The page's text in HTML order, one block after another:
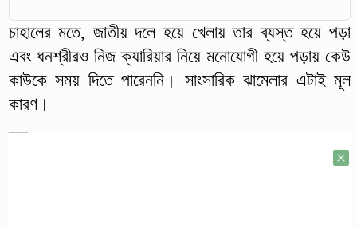
চাহালের মতে, জাতীয় দলে হয়ে খেলায় তার ব্যস্ত হয়ে পড়া
এবং ধনশ্রীরও নিজ ক্যারিয়ার নিয়ে মনোযোগী হয়ে পড়ায় কেউ
কাউকে সময় দিতে পারেননি। সাংসারিক ঝামেলার এটাই মূল
কারণ।